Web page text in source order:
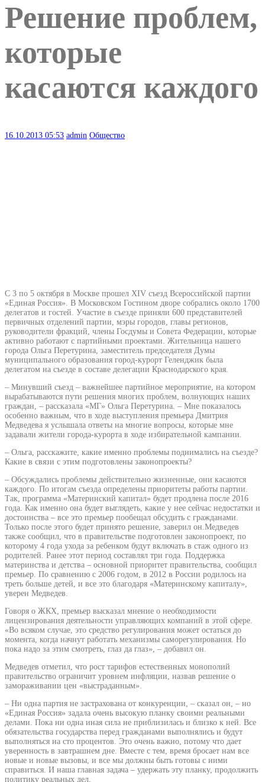
Решение проблем,
которые
касаются каждого
16.10.2013 05:53 admin Общество
С 3 по 5 октября в Москве прошел XIV съезд Всероссийской партии
«Единая Россия». В Московском Гостином дворе собрались около 1700
делегатов и гостей. Участие в съезде приняли 600 представителей
первичных отделений партии, мэры городов, главы регионов,
руководители фракций, члены Госдумы и Совета Федерации, которые
активно работают с партийными проектами. Жительница нашего
города Ольга Перетурина, заместитель председателя Думы
муниципального образования город-курорт Геленджик была
делегатом на съезде в составе делегации Краснодарского края.
– Минувший съезд – важнейшее партийное мероприятие, на котором
вырабатываются пути решения многих проблем, волнующих наших
граждан, – рассказала «МГ» Ольга Перетурина. – Мне показалось
особенно важным, что в ходе выступления премьера Дмитрия
Медведева я услышала ответы на многие вопросы, которые мне
задавали жители города-курорта в ходе избирательной кампании.
– Ольга, расскажите, какие именно проблемы поднимались на съезде?
Какие в связи с этим подготовлены законопроекты?
– Обсуждались проблемы действительно жизненные, они касаются
каждого. По итогам съезда определены приоритеты работы партии.
Так, программа «Материнский капитал» будет продлена после 2016
года. Как именно она будет выглядеть, какие у нее сейчас недостатки и
достоинства – все это премьер пообещал обсудить с гражданами.
Только после этого будет принято решение, заверил он.Медведев
также сообщил, что в правительстве подготовлен законопроект, по
которому 4 года ухода за ребенком будут включать в стаж одного из
родителей. Ранее этот период составлял три года. Поддержка
материнства и детства – основной приоритет правительства, сообщил
премьер. По сравнению с 2006 годом, в 2012 в России родилось на
треть больше детей, и все это благодаря «Материнскому капиталу»,
уверен Медведев.
Говоря о ЖКХ, премьер высказал мнение о необходимости
лицензирования деятельности управляющих компаний в этой сфере.
«Во всяком случае, это средство регулирования может остаться до
момента, когда начнут работать механизмы саморегулирования. Но
пока надо за этим смотреть, глаз да глаз», – добавил он.
Медведев отметил, что рост тарифов естественных монополий
правительство ограничит уровнем инфляции, назвав решение о
замораживании цен «выстраданным».
– Ни одна партия не застрахована от конкуренции, – сказал он, – но
«Единая Россия» задала очень высокую планку своими реальными
делами. Пока ни одна иная сила не приблизилась и близко к ней. Все
обязательства государства перед гражданами выполнялись и будут
выполняться на сто процентов. Это очень важно, потому что дает
уверенность в завтрашнем дне. Вместе с тем, время бросает нам все
новые и новые вызовы, и все мы должны быть готовы с ними
справиться. И наша главная задача – удержать эту планку, продолжить
политику реальных дел.